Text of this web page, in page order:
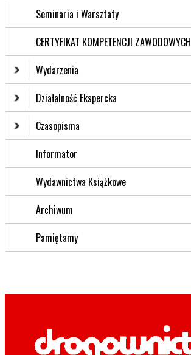
Seminaria i Warsztaty
CERTYFIKAT KOMPETENCJI ZAWODOWYCH
Wydarzenia
Działalność Ekspercka
Czasopisma
Informator
Wydawnictwa Książkowe
Archiwum
Pamiętamy